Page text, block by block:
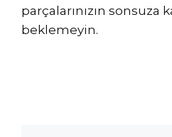
parçalarınızın sonsuza
beklemeyin.